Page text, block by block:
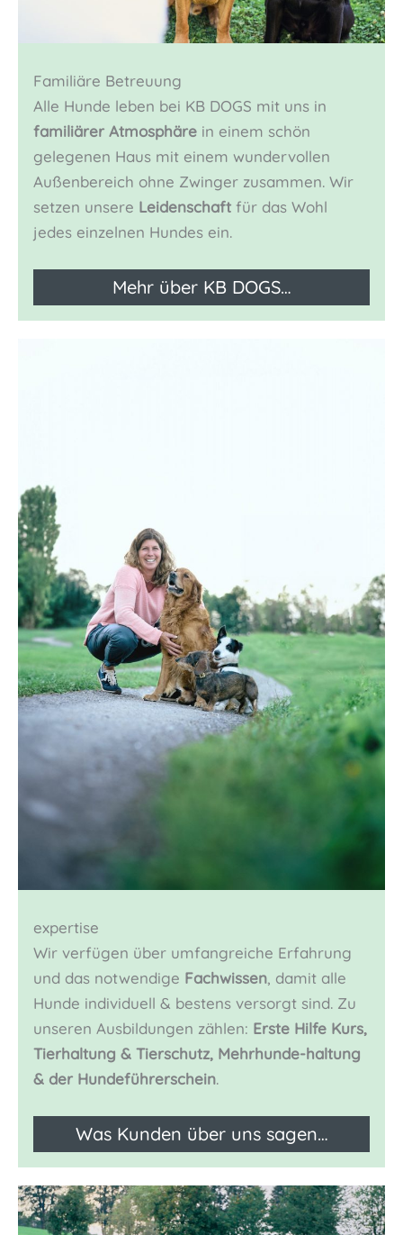
Familiäre Betreuung
Alle Hunde leben bei KB DOGS mit uns in
familiärer Atmosphäre in einem schön
gelegenen Haus mit einem wundervollen
Außenbereich ohne Zwinger zusammen. Wir
setzen unsere Leidenschaft für das Wohl
jedes einzelnen Hundes ein.
Mehr über KB DOGS…
expertise
Wir verfügen über umfangreiche Erfahrung
und das notwendige Fachwissen, damit alle
Hunde individuell & bestens versorgt sind. Zu
unseren Ausbildungen zählen: Erste Hilfe Kurs,
Tierhaltung & Tierschutz, Mehrhunde-haltung
& der Hundeführerschein.
Was Kunden über uns sagen…